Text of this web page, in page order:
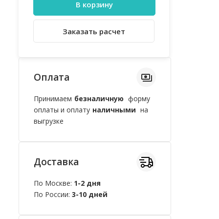
В корзину
Заказать расчет
Оплата
Принимаем безналичную форму
оплаты и оплату наличными на
выгрузке
Доставка
По Москве: 1-2 дня
По России: 3-10 дней